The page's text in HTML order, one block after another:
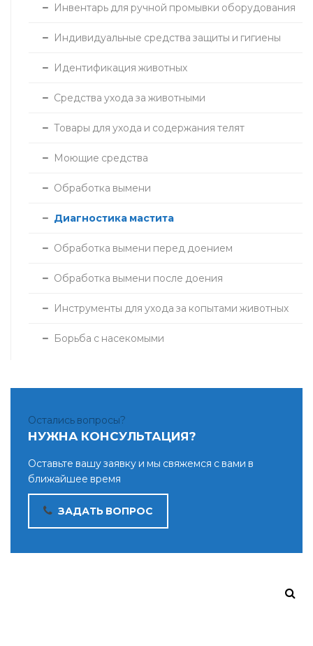
Инвентарь для ручной промывки оборудования
Индивидуальные средства защиты и гигиены
Идентификация животных
Средства ухода за животными
Товары для ухода и содержания телят
Моющие средства
Обработка вымени
Диагностика мастита
Обработка вымени перед доением
Обработка вымени после доения
Инструменты для ухода за копытами животных
Борьба с насекомыми
Остались вопросы?
НУЖНА КОНСУЛЬТАЦИЯ?
Оставьте вашу заявку и мы свяжемся с вами в
ближайшее время
ЗАДАТЬ ВОПРОС